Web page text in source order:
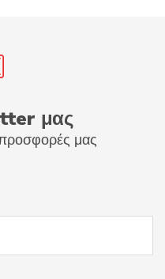
μας
μας